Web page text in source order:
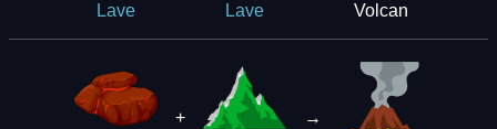
Lave Lave Volcan
+ →